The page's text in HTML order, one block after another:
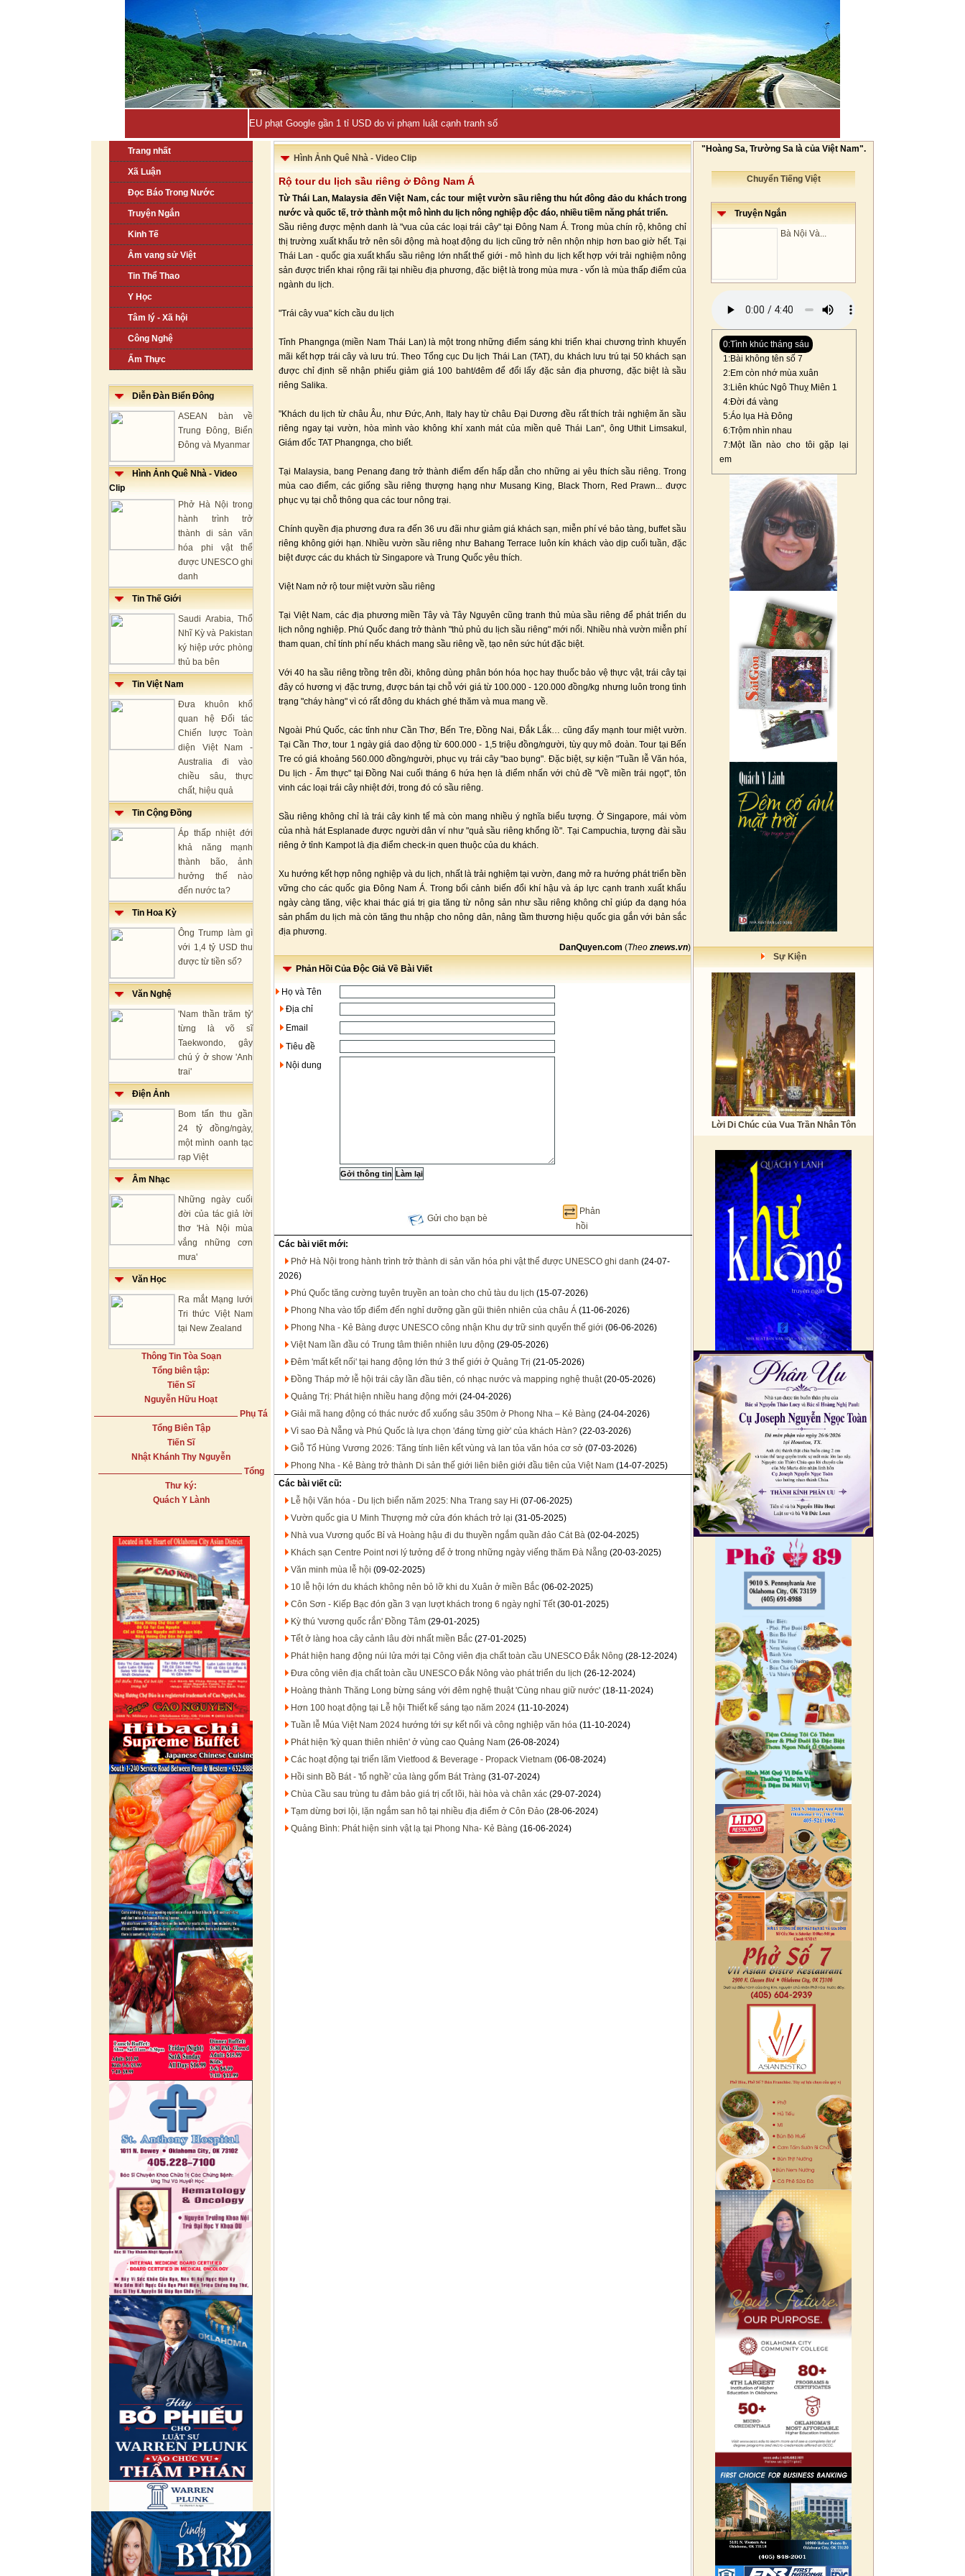
EU phạt Google gần 1 tỉ USD do vi phạm luật cạnh tranh số
Trang nhất
Xã Luận
Đọc Báo Trong Nước
Truyện Ngắn
Kinh Tế
Âm vang sử Việt
Tin Thể Thao
Y Học
Tâm lý - Xã hội
Công Nghệ
Ẩm Thực
Diễn Đàn Biển Đông
ASEAN bàn về
Trung Đông, Biển
Đông và Myanmar
Hình Ảnh Quê Nhà - Video
Clip
Phở Hà Nội trong
hành trình trở
thành di sản văn
hóa phi vật thể
được UNESCO ghi
danh
Tin Thế Giới
Saudi Arabia, Thổ
Nhĩ Kỳ và Pakistan
ký hiệp ước phòng
thủ ba bên
Tin Việt Nam
Đưa khuôn khổ
quan hệ Đối tác
Chiến lược Toàn
diện Việt Nam -
Australia đi vào
chiều sâu, thực
chất, hiệu quả
Tin Cộng Đồng
Áp thấp nhiệt đới
khả năng mạnh
thành bão, ảnh
hưởng thế nào
đến nước ta?
Tin Hoa Kỳ
Ông Trump làm gì
với 1,4 tỷ USD thu
được từ tiền số?
Văn Nghệ
'Nam thần trăm tỷ'
từng là võ sĩ
Taekwondo, gây
chú ý ở show 'Anh
trai'
Điện Ảnh
Bom tấn thu gần
24 tỷ đồng/ngày,
một mình oanh tạc
rạp Việt
Âm Nhạc
Những ngày cuối
đời của tác giả lời
thơ 'Hà Nội mùa
vắng những cơn
mưa'
Văn Học
Ra mắt Mạng lưới
Tri thức Việt Nam
tại New Zealand
Thông Tin Tòa Soạn
Tổng biên tập:
Tiến Sĩ
Nguyễn Hữu Hoạt
Phụ Tá
Tổng Biên Tập
Tiến Sĩ
Nhật Khánh Thy Nguyễn
Tổng
Thư ký:
Quách Y Lành
Hình Ảnh Quê Nhà - Video Clip
Rộ tour du lịch sầu riêng ở Đông Nam Á
Từ Thái Lan, Malaysia đến Việt Nam, các tour miệt vườn sầu riêng thu hút đông đảo du khách trong
nước và quốc tế, trở thành một mô hình du lịch nông nghiệp độc đáo, nhiều tiềm năng phát triển.
Sầu riêng được mệnh danh là "vua của các loại trái cây" tại Đông Nam Á. Trong mùa chín rộ, không chỉ
thị trường xuất khẩu trở nên sôi động mà hoạt động du lịch cũng trở nên nhộn nhịp hơn bao giờ hết. Tại
Thái Lan - quốc gia xuất khẩu sầu riêng lớn nhất thế giới - mô hình du lịch kết hợp với trải nghiệm nông
sản được triển khai rộng rãi tại nhiều địa phương, đặc biệt là trong mùa mưa - vốn là mùa thấp điểm của
ngành du lịch.
"Trái cây vua" kích cầu du lịch
Tỉnh Phangnga (miền Nam Thái Lan) là một trong những điểm sáng khi triển khai chương trình khuyến
mãi kết hợp trái cây và lưu trú. Theo Tổng cục Du lịch Thái Lan (TAT), du khách lưu trú tại 50 khách sạn
được chỉ định sẽ nhận phiếu giảm giá 100 baht/đêm để đổi lấy đặc sản địa phương, đặc biệt là sầu
riêng Salika.
"Khách du lịch từ châu Âu, như Đức, Anh, Italy hay từ châu Đại Dương đều rất thích trải nghiệm ăn sầu
riêng ngay tại vườn, hòa mình vào không khí xanh mát của miền quê Thái Lan", ông Uthit Limsakul,
Giám đốc TAT Phangnga, cho biết.
Tại Malaysia, bang Penang đang trở thành điểm đến hấp dẫn cho những ai yêu thích sầu riêng. Trong
mùa cao điểm, các giống sầu riêng thượng hạng như Musang King, Black Thorn, Red Prawn... được
phục vụ tại chỗ thông qua các tour nông trại.
Chính quyền địa phương đưa ra đến 36 ưu đãi như giảm giá khách sạn, miễn phí vé bảo tàng, buffet sầu
riêng không giới hạn. Nhiều vườn sầu riêng như Bahang Terrace luôn kín khách vào dịp cuối tuần, đặc
biệt được các du khách từ Singapore và Trung Quốc yêu thích.
Việt Nam nở rộ tour miệt vườn sầu riêng
Tại Việt Nam, các địa phương miền Tây và Tây Nguyên cũng tranh thủ mùa sầu riêng để phát triển du
lịch nông nghiệp. Phú Quốc đang trở thành "thủ phủ du lịch sầu riêng" mới nổi. Nhiều nhà vườn miễn phí
tham quan, chỉ tính phí nếu khách mang sầu riêng về, tạo nên sức hút đặc biệt.
Với 40 ha sầu riêng trồng trên đồi, không dùng phân bón hóa học hay thuốc bảo vệ thực vật, trái cây tại
đây có hương vị đặc trưng, được bán tại chỗ với giá từ 100.000 - 120.000 đồng/kg nhưng luôn trong tình
trạng "cháy hàng" vì có rất đông du khách ghé thăm và mua mang về.
Ngoài Phú Quốc, các tỉnh như Cần Thơ, Bến Tre, Đồng Nai, Đắk Lắk… cũng đẩy mạnh tour miệt vườn.
Tại Cần Thơ, tour 1 ngày giá dao động từ 600.000 - 1,5 triệu đồng/người, tùy quy mô đoàn. Tour tại Bến
Tre có giá khoảng 560.000 đồng/người, phục vụ trái cây "bao bụng". Đặc biệt, sự kiện "Tuần lễ Văn hóa,
Du lịch - Ẩm thực" tại Đồng Nai cuối tháng 6 hứa hẹn là điểm nhấn với chủ đề "Về miền trái ngọt", tôn
vinh các loại trái cây nhiệt đới, trong đó có sầu riêng.
Sầu riêng không chỉ là trái cây kinh tế mà còn mang nhiều ý nghĩa biểu tượng. Ở Singapore, mái vòm
của nhà hát Esplanade được người dân ví như "quả sầu riêng khổng lồ". Tại Campuchia, tượng đài sầu
riêng ở tỉnh Kampot là địa điểm check-in quen thuộc của du khách.
Xu hướng kết hợp nông nghiệp và du lịch, nhất là trải nghiệm tại vườn, đang mở ra hướng phát triển bền
vững cho các quốc gia Đông Nam Á. Trong bối cảnh biến đổi khí hậu và áp lực cạnh tranh xuất khẩu
ngày càng tăng, việc khai thác giá trị gia tăng từ nông sản như sầu riêng không chỉ giúp đa dạng hóa
sản phẩm du lịch mà còn tăng thu nhập cho nông dân, nâng tầm thương hiệu quốc gia gắn với bản sắc
địa phương.
DanQuyen.com (Theo znews.vn)
Phản Hồi Của Độc Giả Về Bài Viết
Họ và Tên
Địa chỉ
Email
Tiêu đề
Nội dung
Gửi cho bạn bè
Phản
hồi
Các bài viết mới:
Phở Hà Nội trong hành trình trở thành di sản văn hóa phi vật thể được UNESCO ghi danh (24-07-
2026)
Phú Quốc tăng cường tuyên truyền an toàn cho chủ tàu du lịch (15-07-2026)
Phong Nha vào tốp điểm đến nghỉ dưỡng gần gũi thiên nhiên của châu Á (11-06-2026)
Phong Nha - Kẻ Bàng được UNESCO công nhận Khu dự trữ sinh quyển thế giới (06-06-2026)
Việt Nam lần đầu có Trung tâm thiên nhiên lưu động (29-05-2026)
Đêm 'mất kết nối' tại hang động lớn thứ 3 thế giới ở Quảng Trị (21-05-2026)
Đồng Tháp mở lễ hội trái cây lần đầu tiên, có nhạc nước và mapping nghệ thuật(20-05-2026)
Quảng Trị: Phát hiện nhiều hang động mới (24-04-2026)
Giải mã hang động có thác nước đổ xuống sâu 350m ở Phong Nha – Kẻ Bàng (24-04-2026)
Vì sao Đà Nẵng và Phú Quốc là lựa chọn 'đáng từng giờ' của khách Hàn? (22-03-2026)
Giỗ Tổ Hùng Vương 2026: Tăng tính liên kết vùng và lan tỏa văn hóa cơ sở (07-03-2026)
Phong Nha - Kẻ Bàng trở thành Di sản thế giới liên biên giới đầu tiên của Việt Nam (14-07-2025)
Các bài viết cũ:
Lễ hội Văn hóa - Du lịch biển năm 2025: Nha Trang say Hi (07-06-2025)
Vườn quốc gia U Minh Thượng mở cửa đón khách trở lại (31-05-2025)
Nhà vua Vương quốc Bỉ và Hoàng hậu đi du thuyền ngắm quần đảo Cát Bà (02-04-2025)
Khách sạn Centre Point nơi lý tưởng để ở trong những ngày viếng thăm Đà Nẵng (20-03-2025)
Văn minh mùa lễ hội (09-02-2025)
10 lễ hội lớn du khách không nên bỏ lỡ khi du Xuân ở miền Bắc (06-02-2025)
Côn Sơn - Kiếp Bạc đón gần 3 vạn lượt khách trong 6 ngày nghỉ Tết(30-01-2025)
Kỳ thú 'vương quốc rắn' Đồng Tâm (29-01-2025)
Tết ở làng hoa cây cảnh lâu đời nhất miền Bắc (27-01-2025)
Phát hiện hang động núi lửa mới tại Công viên địa chất toàn cầu UNESCO Đắk Nông (28-12-2024)
Đưa công viên địa chất toàn cầu UNESCO Đắk Nông vào phát triển du lịch (26-12-2024)
Hoàng thành Thăng Long bừng sáng với đêm nghệ thuật 'Cùng nhau giữ nước' (18-11-2024)
Hơn 100 hoạt động tại Lễ hội Thiết kế sáng tạo năm 2024 (11-10-2024)
Tuần lễ Múa Việt Nam 2024 hướng tới sự kết nối và công nghiệp văn hóa (11-10-2024)
Phát hiện 'kỳ quan thiên nhiên' ở vùng cao Quảng Nam (26-08-2024)
Các hoạt động tại triển lãm Vietfood & Beverage - Propack Vietnam (06-08-2024)
Hồi sinh Bồ Bát - 'tổ nghề' của làng gốm Bát Tràng (31-07-2024)
Chùa Cầu sau trùng tu đảm bảo giá trị cốt lõi, hài hòa và chân xác (29-07-2024)
Tạm dừng bơi lội, lặn ngắm san hô tại nhiều địa điểm ở Côn Đảo (28-06-2024)
Quảng Bình: Phát hiện sinh vật lạ tại Phong Nha- Kẻ Bàng (16-06-2024)
"Hoàng Sa, Trường Sa là của Việt Nam".
Chuyển Tiếng Việt
Truyện Ngắn
Bà Nội Và...
0:Tình khúc tháng sáu
1:Bài không tên số 7
2:Em còn nhớ mùa xuân
3:Liên khúc Ngô Thuỵ Miên 1
4:Đời đá vàng
5:Áo lụa Hà Đông
6:Trộm nhìn nhau
7:Một lần nào cho tôi gặp lại
em
Sự Kiện
Lời Di Chúc của Vua Trần Nhân Tôn